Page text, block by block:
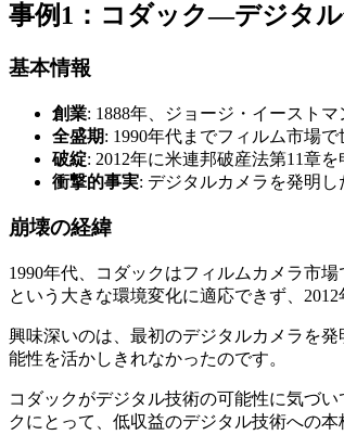
事例1：コダック—デジタ
基本情報
創業: 1888年、ジョージ・イースト
全盛期: 1990年代までフィルム市場
破綻: 2012年に米連邦破産法第11章を
衝撃的事実: デジタルカメラを発明
崩壊の経緯
1990年代、コダックはフィルムカメラ市
という大きな環境変化に適応できず、
興味深いのは、最初のデジタルカメラを
能性を活かしきれなかったのです。
コダックがデジタル技術の可能性に気づ
クにとって、低収益のデジタル技術への本